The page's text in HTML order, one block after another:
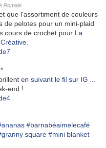
Romain
que l'assortiment de couleurs
de pelotes pour un mini-plaid
cours de crochet pour La
en suivant le fil sur IG
end !
#barnabéaimelecafé
square #mini blanket